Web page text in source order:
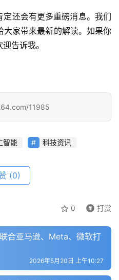
还会有更多重磅消息。我们
大家带来最新的解读。如果你
告诉我。
11985
智能 科技资讯
(0)
0 打赏
合亚马逊、Meta、微软打
2026年5月20日 上午10:27